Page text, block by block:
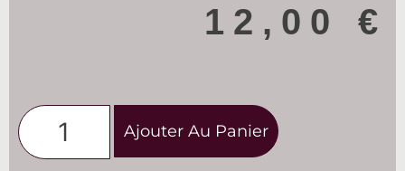
12,00 €
Ajouter Au Panier